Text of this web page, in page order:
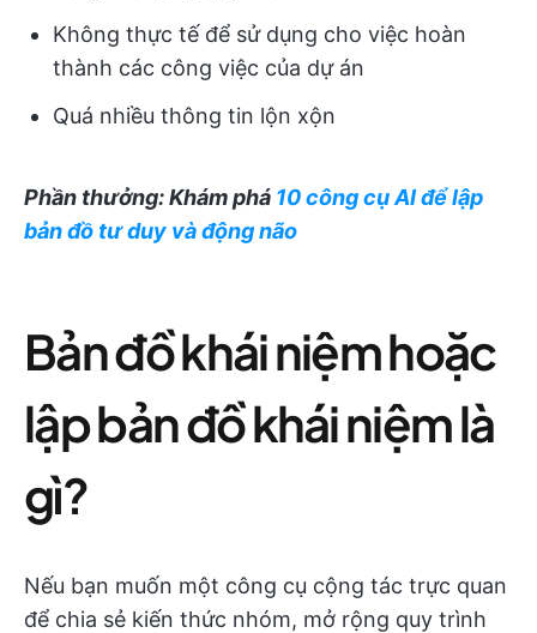
Không thực tế để sử dụng cho việc hoàn
thành các công việc của dự án
Quá nhiều thông tin lộn xộn
Phần thưởng: Khám phá 10 công cụ AI để lập
bản đồ tư duy và động não
Bản đồ khái niệm hoặc
lập bản đồ khái niệm là
gì?
Nếu bạn muốn một công cụ cộng tác trực quan
để chia sẻ kiến thức nhóm, mở rộng quy trình